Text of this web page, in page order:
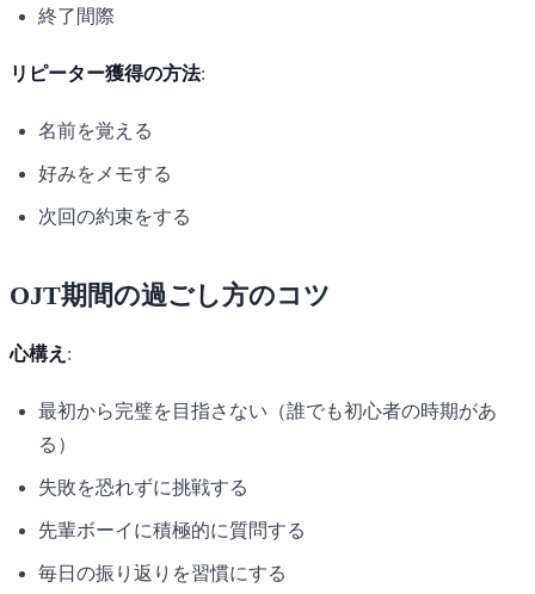
終了間際
リピーター獲得の方法:
名前を覚える
好みをメモする
次回の約束をする
OJT期間の過ごし方のコツ
心構え :
最初から完璧を目指さない（誰でも初心者の時期があ
る）
失敗を恐れずに挑戦する
先輩ボーイに積極的に質問する
毎日の振り返りを習慣にする